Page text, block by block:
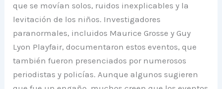
que se movían solos, ruidos inexplicables y la
levitación de los niños. Investigadores
paranormales, incluidos Maurice Grosse y Guy
Lyon Playfair, documentaron estos eventos, que
también fueron presenciados por numerosos
periodistas y policías. Aunque algunos sugieren